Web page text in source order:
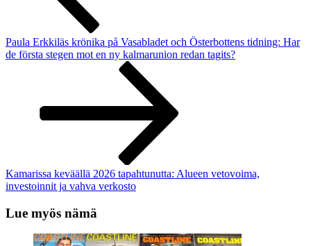
Paula Erkkiläs krönika på Vasabladet och Österbottens tidning: Har
de första stegen mot en ny kalmarunion redan tagits?
Kamarissa keväällä 2026 tapahtunutta: Alueen vetovoima,
investoinnit ja vahva verkosto
Lue myös nämä